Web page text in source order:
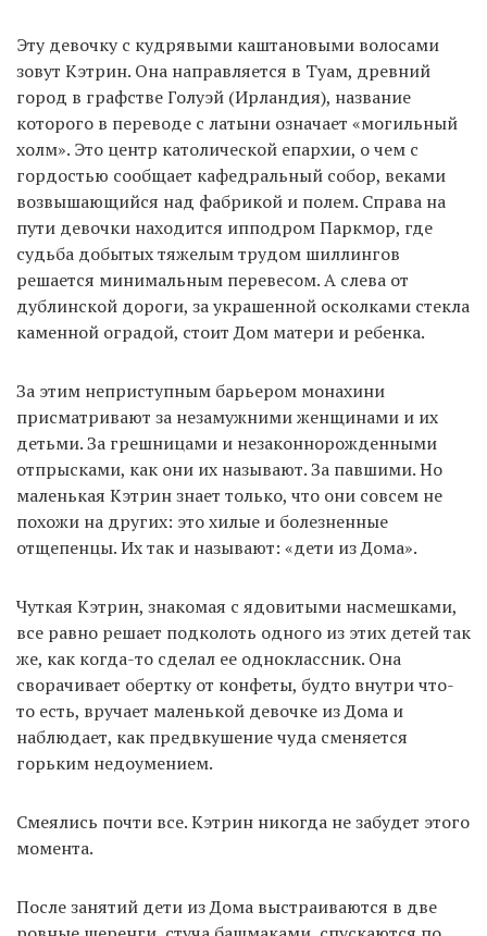
Эту девочку с кудрявыми каштановыми волосами
зовут Кэтрин. Она направляется в Туам, древний
город в графстве Голуэй (Ирландия), название
которого в переводе с латыни означает «могильный
холм». Это центр католической епархии, о чем с
гордостью сообщает кафедральный собор, веками
возвышающийся над фабрикой и полем. Справа на
пути девочки находится ипподром Паркмор, где
судьба добытых тяжелым трудом шиллингов
решается минимальным перевесом. А слева от
дублинской дороги, за украшенной осколками стекла
каменной оградой, стоит Дом матери и ребенка.
За этим неприступным барьером монахини
присматривают за незамужними женщинами и их
детьми. За грешницами и незаконнорожденными
отпрысками, как они их называют. За павшими. Но
маленькая Кэтрин знает только, что они совсем не
похожи на других: это хилые и болезненные
отщепенцы. Их так и называют: «дети из Дома».
Чуткая Кэтрин, знакомая с ядовитыми насмешками,
все равно решает подколоть одного из этих детей так
же, как когда-то сделал ее одноклассник. Она
сворачивает обертку от конфеты, будто внутри что-
то есть, вручает маленькой девочке из Дома и
наблюдает, как предвкушение чуда сменяется
горьким недоумением.
Смеялись почти все. Кэтрин никогда не забудет этого
момента.
После занятий дети из Дома выстраиваются в две